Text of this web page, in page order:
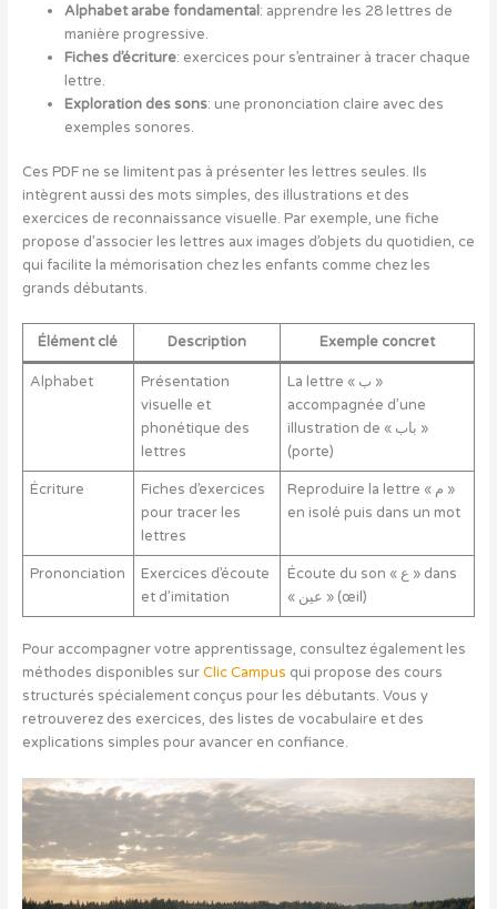
Alphabet arabe fondamental: apprendre les 28 lettres de
manière progressive.
Fiches d’écriture: exercices pour s’entrainer à tracer chaque
lettre.
Exploration des sons: une prononciation claire avec des
exemples sonores.
Ces PDF ne se limitent pas à présenter les lettres seules. Ils
intègrent aussi des mots simples, des illustrations et des
exercices de reconnaissance visuelle. Par exemple, une fiche
propose d’associer les lettres aux images d’objets du quotidien, ce
qui facilite la mémorisation chez les enfants comme chez les
grands débutants.
Élément clé Description Exemple concret
Alphabet
Présentation
visuelle et
phonétique des
lettres
La lettre « ب »
accompagnée d’une
illustration de « باب »
(porte)
Écriture
Fiches d’exercices
pour tracer les
lettres
Reproduire la lettre « م »
en isolé puis dans un mot
Prononciation
Exercices d’écoute
et d’imitation
Écoute du son « ع » dans
« عين » (œil)
Pour accompagner votre apprentissage, consultez également les
méthodes disponibles surClic Campus qui propose des cours
structurés spécialement conçus pour les débutants. Vous y
retrouverez des exercices, des listes de vocabulaire et des
explications simples pour avancer en confiance.